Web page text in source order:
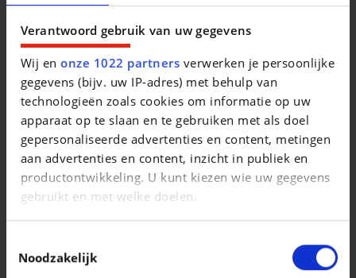
Verantwoord gebruik van uw gegevens
Wij enonze 1022 partners verwerken je persoonlijke
gegevens (bijv. uw IP-adres) met behulp van
technologieën zoals cookies om informatie op uw
apparaat op te slaan en te gebruiken met als doel
gepersonaliseerde advertenties en content, metingen
aan advertenties en content, inzicht in publiek en
productontwikkeling. U kunt kiezen wie uw gegevens
gebruikt en met welke doelen.
Informatie verzamelen over uw geografische
Noodzakelijk
VOLKSWAGEN TAIGO
Taigo 1.0 TSI United OPF DSG
22.990 EUR|21.024 km